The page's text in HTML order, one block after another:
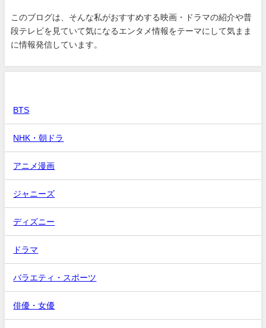
このブログは、そんな私がおすすめする映画・ドラマの紹介や普
段テレビを見ていて気になるエンタメ情報をテーマにして気まま
に情報発信しています。
BTS
NHK・朝ドラ
アニメ漫画
ジャニーズ
ディズニー
ドラマ
バラエティ・スポーツ
俳優・女優